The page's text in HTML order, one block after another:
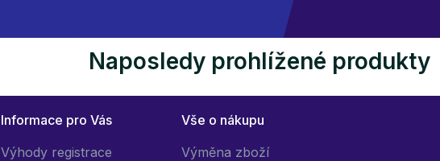
Naposledy prohlížené produkty
Informace pro Vás
Výhody registrace
Vše o nákupu
Výměna zboží